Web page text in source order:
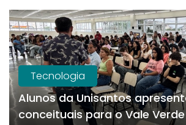
Tecnologia
Alunos da Unisantos
conceituais para o Vale Verde